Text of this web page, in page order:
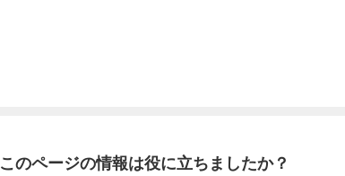
このページの情報は役に立ちましたか？